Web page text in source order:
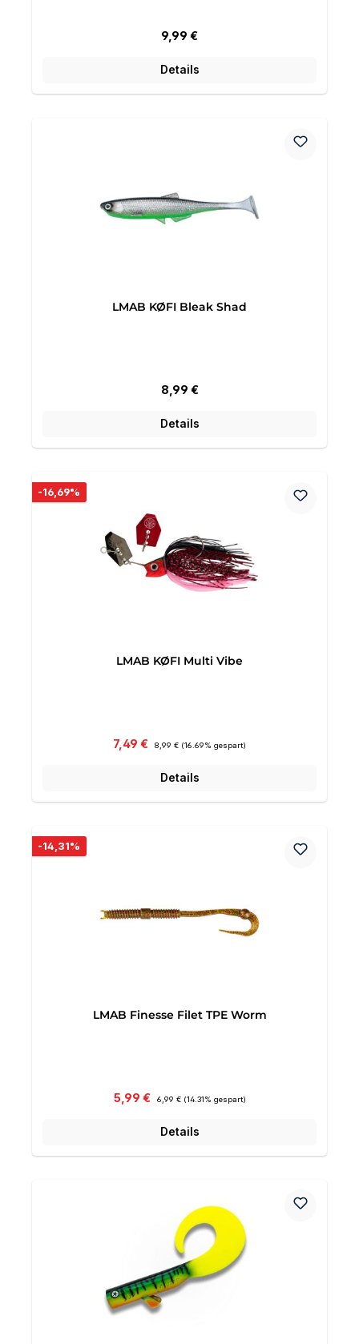
Regulärer Preis:
9,99 €
Details
LMAB KØFI Bleak Shad
Regulärer Preis:
8,99 €
Details
-16,69%
LMAB KØFI Multi Vibe
Verkaufspreis:
7,49 € 8,99 € (16.69% gespart)
Details
-14,31%
LMAB Finesse Filet TPE Worm
Verkaufspreis:
5,99 € 6,99 € (14.31% gespart)
Details